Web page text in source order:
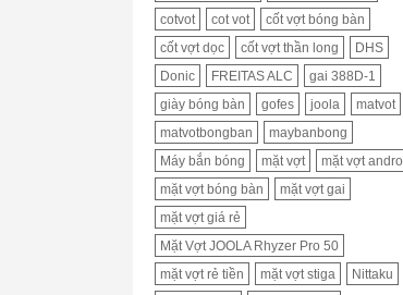
cotvot
cot vot
cốt vợt bóng bàn
cốt vợt dọc
cốt vợt thần long
DHS
Donic
FREITAS ALC
gai 388D-1
giày bóng bàn
gofes joola
matvot
matvotbongban
maybanbong
Máy bắn bóng
mặt vợt
mặt vợt andro
mặt vợt bóng bàn
mặt vợt gai
mặt vợt giá rẻ
Mặt Vợt JOOLA Rhyzer Pro 50
mặt vợt rẻ tiền
mặt vợt stiga
Nittaku